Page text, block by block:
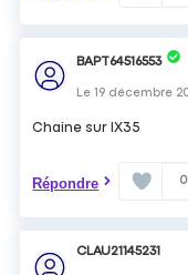
BAPT64516553
Le19 décembre
Chaine sur IX35
Répondre 0
CLAU21145231